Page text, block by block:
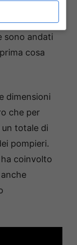
a72 milioni di
sono andati
cosa
dimensioni
che per
totale di
pompieri.
coinvolto